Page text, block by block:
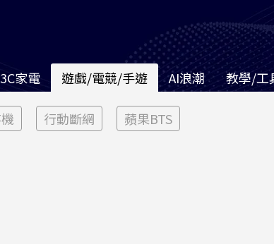
3C家電 遊戲/電競/手遊 AI浪潮 教學/工
行動斷網 蘋果BTS